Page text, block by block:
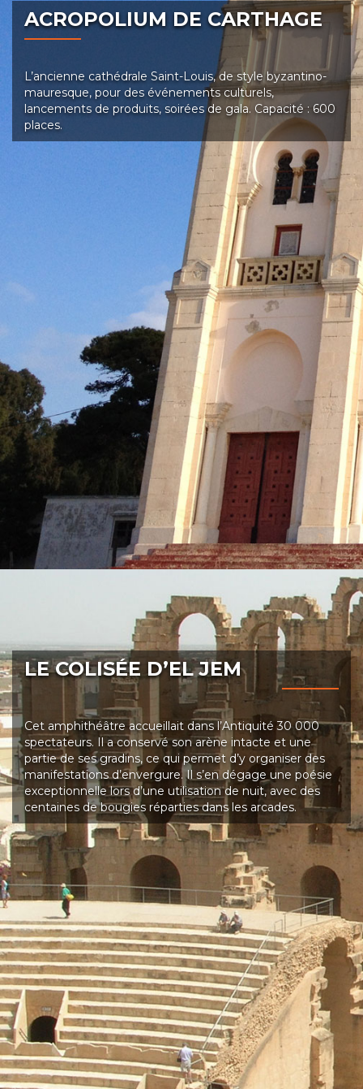
ACROPOLIUM DE CARTHAGE
L’ancienne cathédrale Saint-Louis, de style byzantino-
mauresque, pour des événements culturels,
lancements de produits, soirées de gala. Capacité : 600
places.
LE COLISÉE D’EL JEM
Cet amphithéâtre accueillait dans l’Antiquité 30 000
spectateurs. Il a conservé son arène intacte et une
partie de ses gradins, ce qui permet d’y organiser des
manifestations d’envergure. Il s’en dégage une poésie
exceptionnelle lors d’une utilisation de nuit, avec des
centaines de bougies réparties dans les arcades.